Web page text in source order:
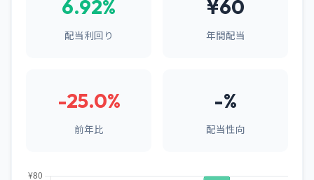
6.92%
配当利回り
¥60
年間配当
-25.0%
前年比
-%
配当性向